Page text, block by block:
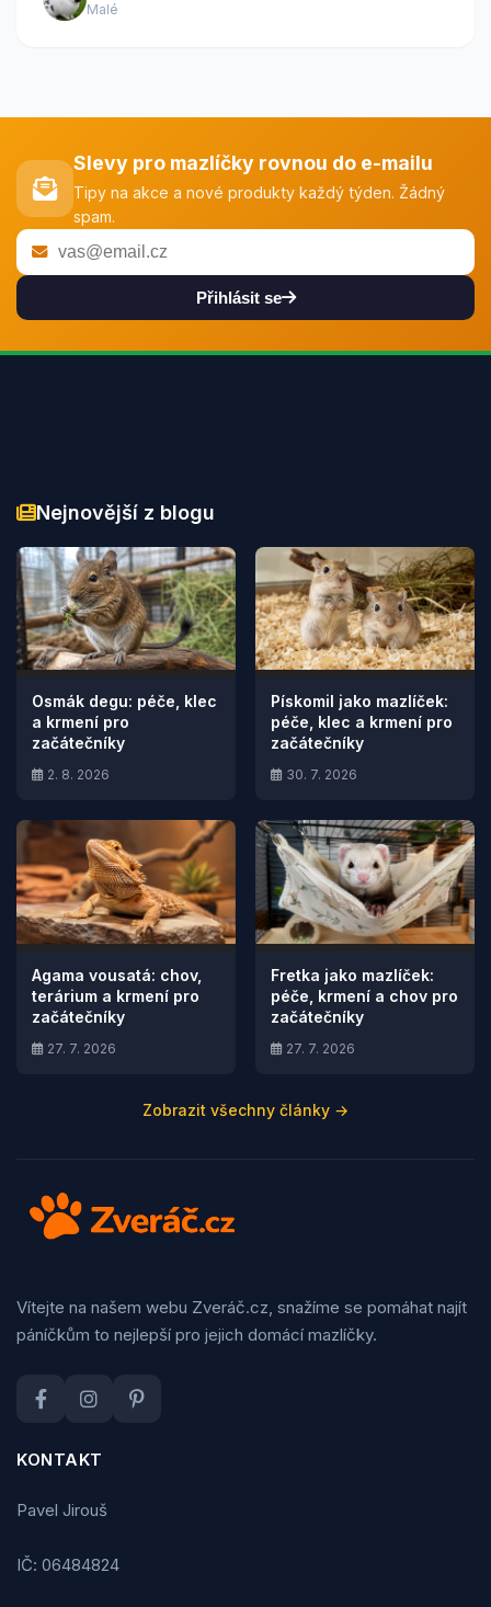
Malé
Slevy pro mazlíčky rovnou do e-mailu
Tipy na akce a nové produkty každý týden. Žádný
spam.
Přihlásit se
Nejnovější z blogu
Osmák degu: péče, klec
a krmení pro
začátečníky
2. 8. 2026
Pískomil jako mazlíček:
péče, klec a krmení pro
začátečníky
30. 7. 2026
Agama vousatá: chov,
terárium a krmení pro
začátečníky
27. 7. 2026
Fretka jako mazlíček:
péče, krmení a chov pro
začátečníky
27. 7. 2026
Zobrazit všechny články →
Vítejte na našem webu Zveráč.cz, snažíme se pomáhat najít
páníčkům to nejlepší pro jejich domácí mazlíčky.
KONTAKT
Pavel Jirouš
IČ: 06484824